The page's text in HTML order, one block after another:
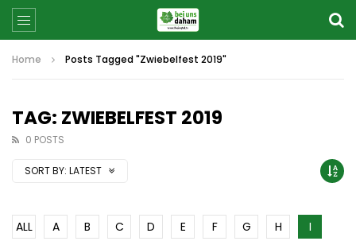
Home Posts Tagged "Zwiebelfest 2019"
TAG: ZWIEBELFEST 2019
0 POSTS
SORT BY: LATEST
ALL A B C D E F G H
I